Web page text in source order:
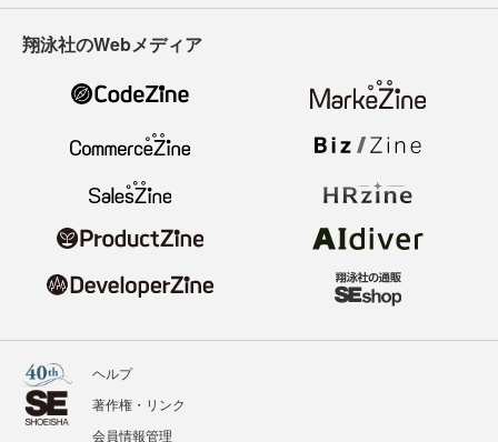
翔泳社のWebメディア
ヘルプ
著作権・リンク
会員情報管理